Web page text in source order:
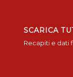
SCARICA
Recapiti e dati